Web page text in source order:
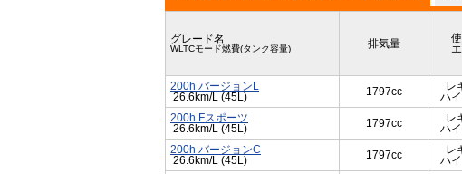
グレード名
WLTCモード燃費(タンク容量) 排気量
200h バージョンL
26.6km/L (45L)
1797cc
レ
ハ
200h Fスポーツ
26.6km/L (45L)
1797cc
レ
ハ
200h バージョンC
26.6km/L (45L)
1797cc
レ
ハ